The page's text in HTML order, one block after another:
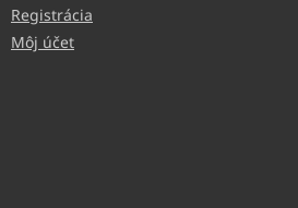
Registrácia
Môj účet